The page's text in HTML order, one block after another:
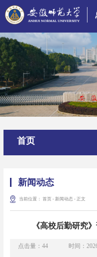
首页
新闻动态
当前位置： 首页 - 新闻动态 - 正文
《高校后勤研究
点击量： 44 时间：